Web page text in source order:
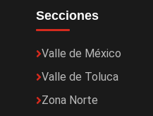
Secciones
Valle de México
Valle de Toluca
Zona Norte